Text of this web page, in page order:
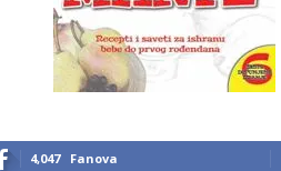
4,047 Fanova